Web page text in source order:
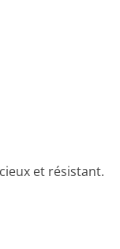
et résistant.